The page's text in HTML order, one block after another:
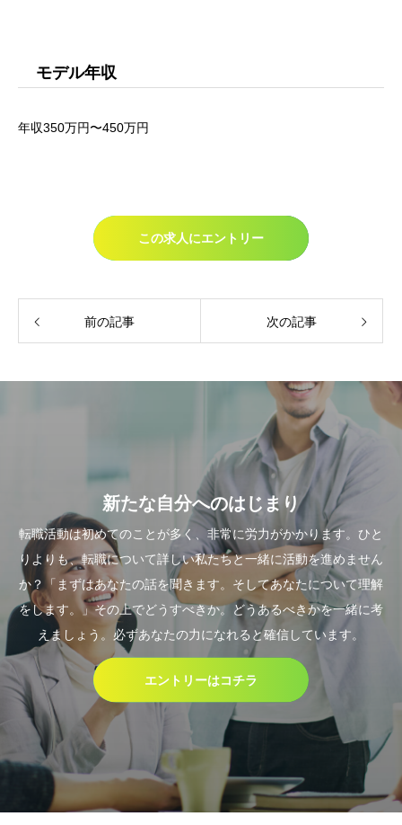
モデル年収
年収350万円〜450万円
この求人にエントリー
前の記事 次の記事
新たな自分へのはじまり
転職活動は初めてのことが多く、非常に労力がかかります。ひと
りよりも、転職について詳しい私たちと一緒に活動を進めません
か？「まずはあなたの話を聞きます。そしてあなたについて理解
をします。」その上でどうすべきか。どうあるべきかを一緒に考
えましょう。必ずあなたの力になれると確信しています。
エントリーはコチラ